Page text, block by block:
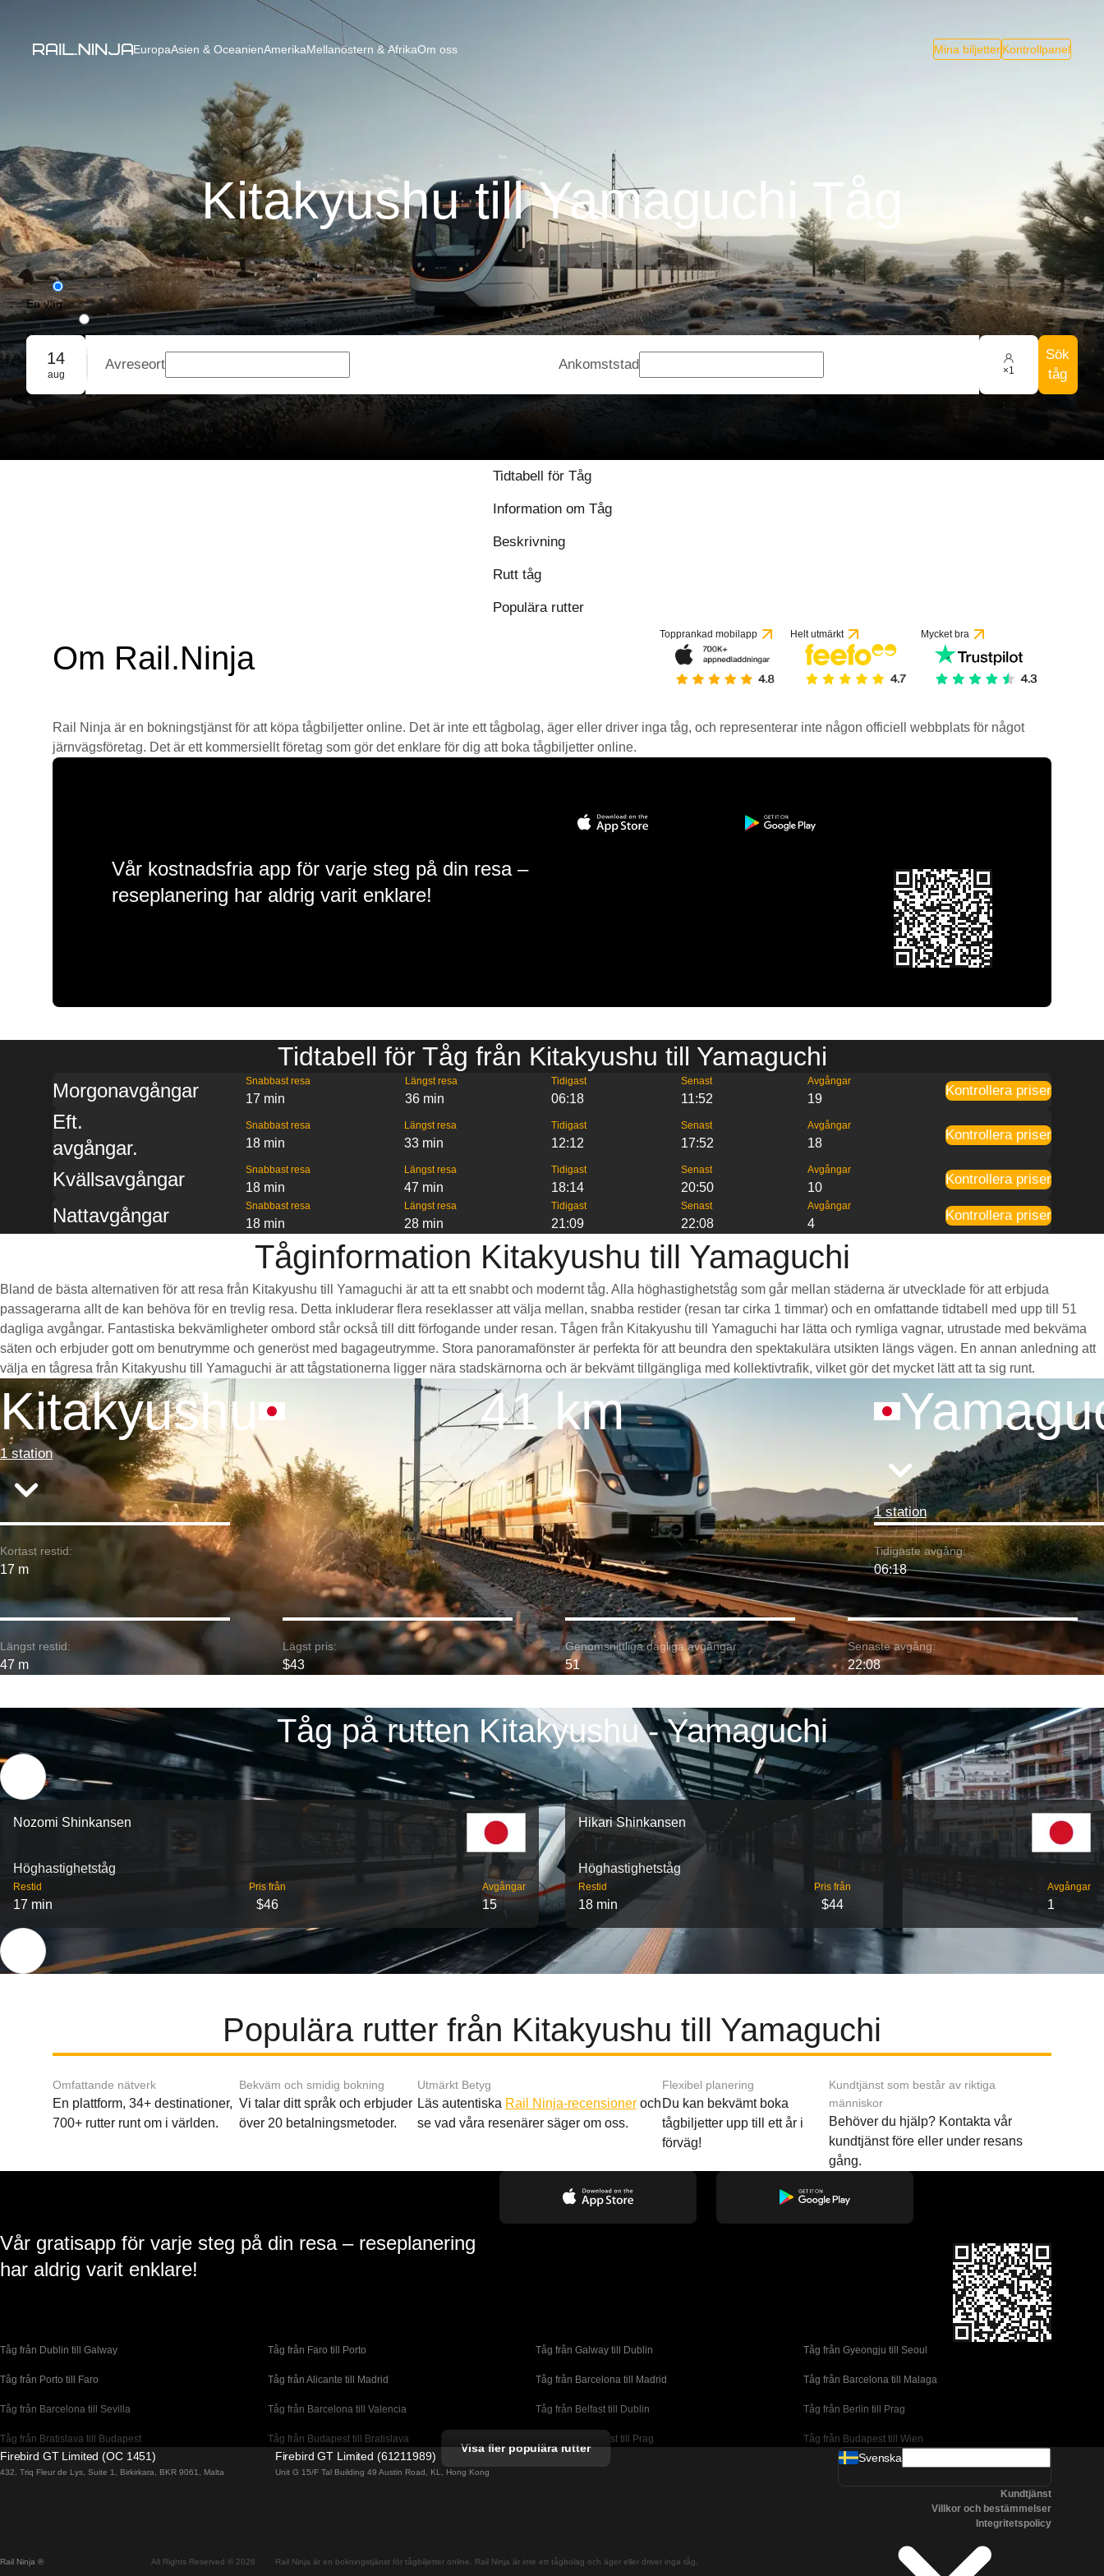
EuropaAsien & OceanienAmerikaMellanöstern & AfrikaOm oss Mina biljetterKontrollpanel
Kitakyushu till Yamaguchi Tåg
En väg
Rundresa
Gruppbokning
14
aug
Avreseort Ankomststad ×1
Sök
tåg
Tidtabell för Tåg
Information om Tåg
Beskrivning
Rutt tåg
Populära rutter
Om Rail.Ninja
Topprankad mobilapp Helt utmärkt Mycket bra
Rail Ninja är en bokningstjänst för att köpa tågbiljetter online. Det är inte ett tågbolag, äger eller driver inga tåg, och representerar inte någon officiell webbplats för något
järnvägsföretag. Det är ett kommersiellt företag som gör det enklare för dig att boka tågbiljetter online.
Vår kostnadsfria app för varje steg på din resa –
reseplanering har aldrig varit enklare!
Tidtabell för Tåg från Kitakyushu till Yamaguchi
Morgonavgångar Snabbast resa
17 min
Längst resa
36 min
Tidigast
06:18
Senast
11:52
Avgångar
19
Kontrollera priser
Eft.
avgångar.
Snabbast resa
18 min
Längst resa
33 min
Tidigast
12:12
Senast
17:52
Avgångar
18
Kontrollera priser
Kvällsavgångar Snabbast resa
18 min
Längst resa
47 min
Tidigast
18:14
Senast
20:50
Avgångar
10
Kontrollera priser
Nattavgångar Snabbast resa
18 min
Längst resa
28 min
Tidigast
21:09
Senast
22:08
Avgångar
4
Kontrollera priser
Tåginformation Kitakyushu till Yamaguchi
Bland de bästa alternativen för att resa från Kitakyushu till Yamaguchi är att ta ett snabbt och modernt tåg. Alla höghastighetståg som går mellan städerna är utvecklade för att erbjuda
passagerarna allt de kan behöva för en trevlig resa. Detta inkluderar flera reseklasser att välja mellan, snabba restider (resan tar cirka 1 timmar) och en omfattande tidtabell med upp till 51
dagliga avgångar. Fantastiska bekvämligheter ombord står också till ditt förfogande under resan. Tågen från Kitakyushu till Yamaguchi har lätta och rymliga vagnar, utrustade med bekväma
säten och erbjuder gott om benutrymme och generöst med bagageutrymme. Stora panoramafönster är perfekta för att beundra den spektakulära utsikten längs vägen. En annan anledning att
välja en tågresa från Kitakyushu till Yamaguchi är att tågstationerna ligger nära stadskärnorna och är bekvämt tillgängliga med kollektivtrafik, vilket gör det mycket lätt att ta sig runt.
Kitakyushu
1 station
41 km
1 station
Kortast restid:
17 m
Tidigaste avgång:
06:18
Längst restid:
47 m
Lägst pris:
$43
Genomsnittliga dagliga avgångar:
51
Senaste avgång:
22:08
Tåg på rutten Kitakyushu - Yamaguchi
Nozomi Shinkansen
Höghastighetståg
Restid
17 min
Pris från
$46
Avgångar
15
Hikari Shinkansen
Höghastighetståg
Restid
18 min
Pris från
$44
Avgångar
1
Populära rutter från Kitakyushu till Yamaguchi
Omfattande nätverk
En plattform, 34+ destinationer,
700+ rutter runt om i världen.
Bekväm och smidig bokning
Vi talar ditt språk och erbjuder
över 20 betalningsmetoder.
Utmärkt Betyg
Läs autentiska Rail Ninja-recensioneroch
se vad våra resenärer säger om oss.
Flexibel planering
Du kan bekvämt boka
tågbiljetter upp till ett år i
förväg!
Kundtjänst som består av riktiga
människor
Behöver du hjälp? Kontakta vår
kundtjänst före eller under resans
gång.
Vår gratisapp för varje steg på din resa – reseplanering
har aldrig varit enklare!
Tåg från Dublin till Galway Tåg från Faro till Porto Tåg från Galway till Dublin Tåg från Gyeongju till Seoul
Tåg från Porto till Faro Tåg från Alicante till Madrid Tåg från Barcelona till Madrid Tåg från Barcelona till Malaga
Tåg från Barcelona till Sevilla Tåg från Barcelona till Valencia Tåg från Belfast till Dublin Tåg från Berlin till Prag
Tåg från Bratislava till Budapest Tåg från Budapest till Bratislava Tåg från Budapest till Prag Tåg från Budapest till Wien
Tåg från Coimbra till Lissabon Tåg från Coimbra till Porto Tåg från Dublin till Belfast
Tåg från Lissabon till Faro Tåg från Lissabon till Lagos Tåg från Lissabon till Madrid Tåg från Lissabon till Porto
Visa fler populära rutter
Firebird GT Limited (OC 1451)
432, Triq Fleur de Lys, Suite 1, Birkirkara, BKR 9061, Malta
Firebird GT Limited (61211989)
Unit G 15/F Tal Building 49 Austin Road, KL, Hong Kong
Rail Ninja ® All Rights Reserved © 2026 Rail Ninja är en bokningstjänst för tågbiljetter online. Rail Ninja är inte ett tågbolag och äger eller driver inga tåg.
Svenska
Kundtjänst
Villkor och bestämmelser
Integritetspolicy